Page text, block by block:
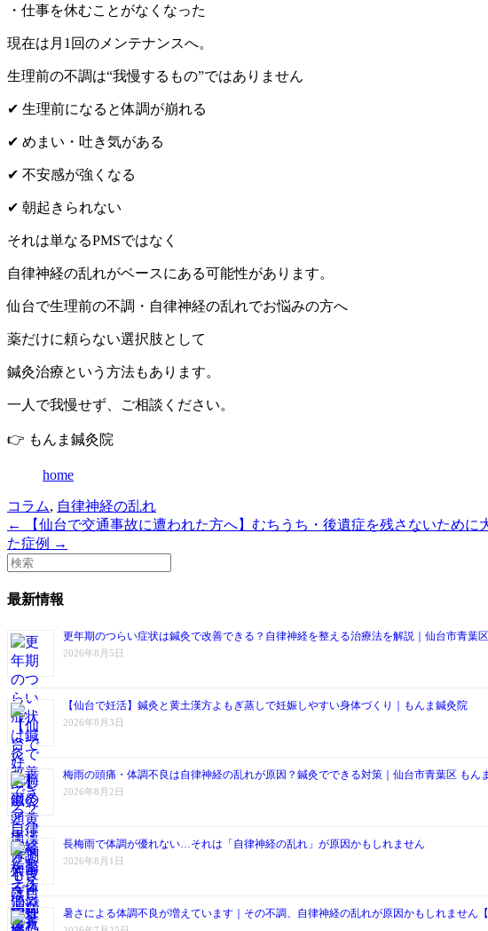
・仕事を休むことがなくなった
現在は月1回のメンテナンスへ。
生理前の不調は“我慢するもの”ではありません
✔ 生理前になると体調が崩れる
✔ めまい・吐き気がある
✔ 不安感が強くなる
✔ 朝起きられない
それは単なるPMSではなく
自律神経の乱れがベースにある可能性があります。
仙台で生理前の不調・自律神経の乱れでお悩みの方へ
薬だけに頼らない選択肢として
鍼灸治療という方法もあります。
一人で我慢せず、ご相談ください。
👉 もんま鍼灸院
home
コラム, 自律神経の乱れ
← 【仙台で交通事故に遭われた方へ】むちうち・後遺症を残さないために
た症例 →
最新情報
更年期のつらい症状は鍼灸で改善できる？自律神経を整える治療法を解説｜仙台市青葉
2026年8月5日
【仙台で妊活】鍼灸と黄土漢方よもぎ蒸しで妊娠しやすい身体づくり｜もんま鍼灸院
2026年8月3日
梅雨の頭痛・体調不良は自律神経の乱れが原因？鍼灸でできる対策｜仙台市青葉区 もん
2026年8月2日
長梅雨で体調が優れない…それは「自律神経の乱れ」が原因かもしれません
2026年8月1日
暑さによる体調不良が増えています｜その不調、自律神経の乱れが原因かもしれません